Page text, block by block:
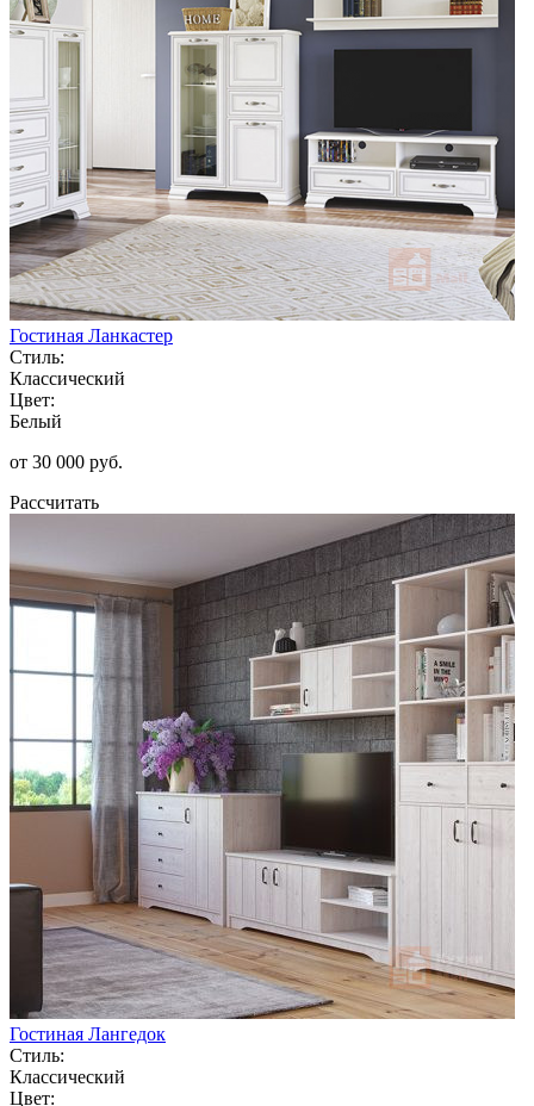
Гостиная Ланкастер
Стиль:
Классический
Цвет:
Белый
от 30 000 руб.
Рассчитать
Гостиная Лангедок
Стиль:
Классический
Цвет: